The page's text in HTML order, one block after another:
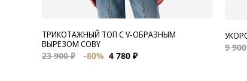
ТРИКОТАЖНЫЙ ТОП С V-ОБРАЗНЫМ
ВЫРЕЗОМ COBY
23 900 ₽
-80% 4 780 ₽
9